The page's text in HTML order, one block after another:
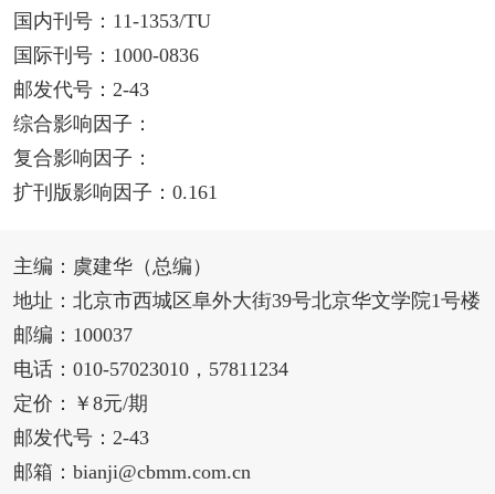
国内刊号：11-1353/TU
国际刊号：1000-0836
邮发代号：2-43
综合影响因子：
复合影响因子：
扩刊版影响因子：0.161
主编：虞建华（总编）
地址：北京市西城区阜外大街39号北京华文学院1号楼
邮编：100037
电话：010-57023010，57811234
定价：￥8元/期
邮发代号：2-43
邮箱：bianji@cbmm.com.cn